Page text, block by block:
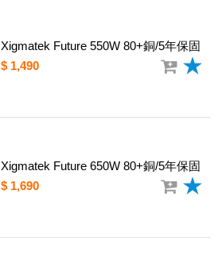
Xigmatek Future 550W 80+銅/5年保固
$ 1,490
Xigmatek Future 650W 80+銅/5年保固
$ 1,690